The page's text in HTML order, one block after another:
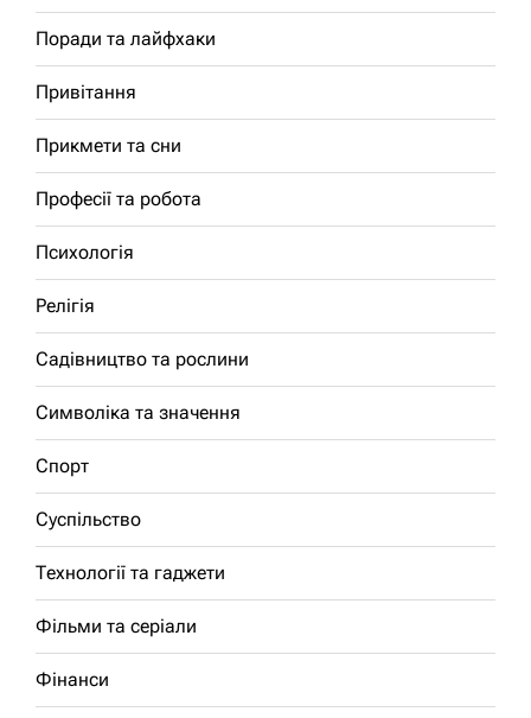
Поради та лайфхаки
Привітання
Прикмети та сни
Професії та робота
Психологія
Релігія
Садівництво та рослини
Символіка та значення
Спорт
Суспільство
Технології та гаджети
Фільми та серіали
Фінанси